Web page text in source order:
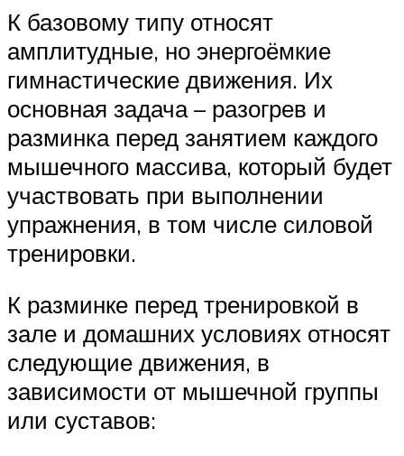
К базовому типу относят
амплитудные, но энергоёмкие
гимнастические движения. Их
основная задача – разогрев и
разминка перед занятием каждого
мышечного массива, который будет
участвовать при выполнении
упражнения, в том числе силовой
тренировки.
К разминке перед тренировкой в
зале и домашних условиях относят
следующие движения, в
зависимости от мышечной группы
или суставов: